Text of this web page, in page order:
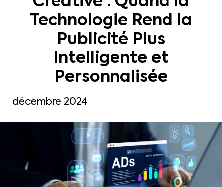
Technologie Rend la
Publicité Plus
Intelligente et
Personnalisée
décembre 2024